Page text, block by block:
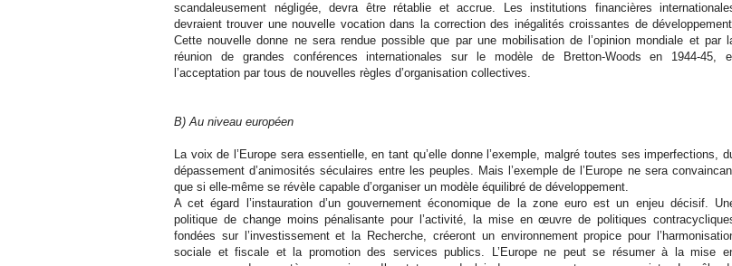
scandaleusement négligée, devra être rétablie et accrue. Les institutions financières
devraient trouver une nouvelle vocation dans la correction des inégalités croissantes de
Cette nouvelle donne ne sera rendue possible que par une mobilisation de l’opinion mondiale et par
réunion de grandes conférences internationales sur le modèle de Bretton-Woods en 1944-45,
l’acceptation par tous de nouvelles règles d’organisation collectives.
B) Au niveau européen
La voix de l’Europe sera essentielle, en tant qu’elle donne l’exemple, malgré toutes ses imperfections,
dépassement d’animosités séculaires entre les peuples. Mais l’exemple de l’Europe ne sera
que si elle-même se révèle capable d’organiser un modèle équilibré de développement.
A cet égard l’instauration d’un gouvernement économique de la zone euro est un enjeu décisif.
politique de change moins pénalisante pour l’activité, la mise en œuvre de politiques
fondées sur l’investissement et la Recherche, créeront un environnement propice pour
sociale et fiscale et la promotion des services publics. L’Europe ne peut se résumer à la mise